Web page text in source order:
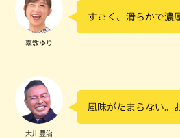
嘉数ゆり
すごく、滑らかで濃
大川豊治
風味がたまらない。